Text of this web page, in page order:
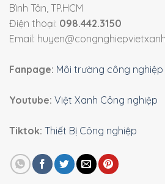
Bình Tân, TP.HCM
Điện thoại: 098.442.3150
Email:
Fanpage: Môi trường công nghiệp
Youtube: Việt Xanh Công nghiệp
Tiktok: Thiết Bị Công nghiệp